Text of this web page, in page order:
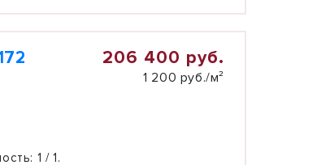
206 400 руб.
1 200 руб./м²
1 / 1.